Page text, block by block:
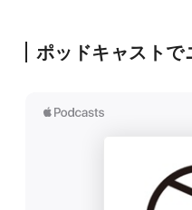
ポッドキャストで